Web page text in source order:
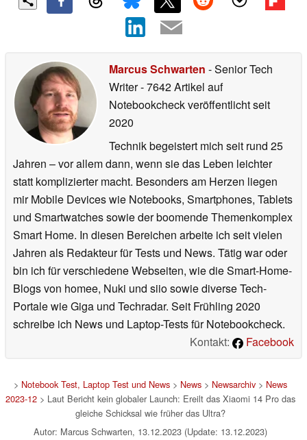
Marcus Schwarten - Senior Tech
Writer- 7642 Artikel auf
Notebookcheck veröffentlichtseit
2020
Technik begeistert mich seit rund 25
Jahren – vor allem dann, wenn sie das Leben leichter
statt komplizierter macht. Besonders am Herzen liegen
mir Mobile Devices wie Notebooks, Smartphones, Tablets
und Smartwatches sowie der boomende Themenkomplex
Smart Home. In diesen Bereichen arbeite ich seit vielen
Jahren als Redakteur für Tests und News. Tätig war oder
bin ich für verschiedene Webseiten, wie die Smart-Home-
Blogs von homee, Nuki und siio sowie diverse Tech-
Portale wie Giga und Techradar. Seit Frühling 2020
schreibe ich News und Laptop-Tests für Notebookcheck.
Kontakt:
Facebook
> Notebook Test, Laptop Test und News> News> Newsarchiv> News
2023-12> Laut Bericht kein globaler Launch: Ereilt das Xiaomi 14 Pro das
gleiche Schicksal wie früher das Ultra?
Autor: Marcus Schwarten, 13.12.2023 (Update: 13.12.2023)